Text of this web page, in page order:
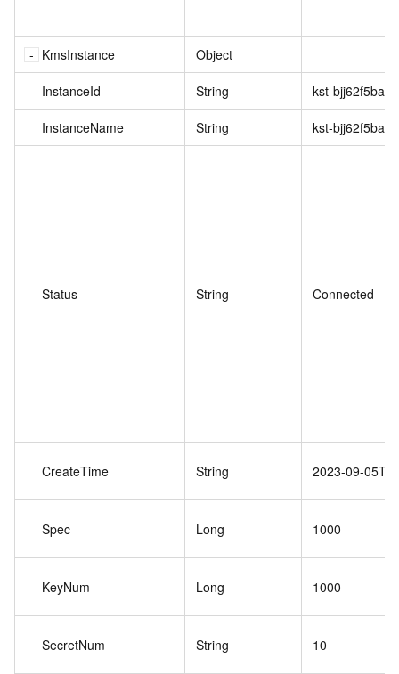
KmsInstance Object
InstanceId String kst-
InstanceName String kst-
Status String Connected
CreateTime String 2023-09-
Spec Long 1000
KeyNum Long 1000
SecretNum String 10